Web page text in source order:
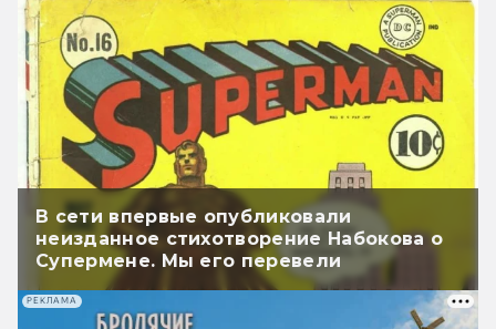
В сети впервые опубликовали
неизданное стихотворение Набокова о
Супермене. Мы его перевели
РЕКЛАМА